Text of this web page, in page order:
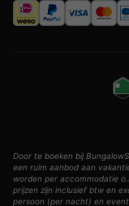
Door te boeken bij
een ruim aanbod aan
worden per accommodatie
prijzen zijn inclusief btw en
persoon (per nacht) en